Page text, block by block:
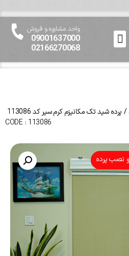
09001637000
02166270068
واحد مشاوره و فروش
/ پرده شید تک مکانیزم کرم سیر کد 113086
CODE : 113086
و نصب پرده